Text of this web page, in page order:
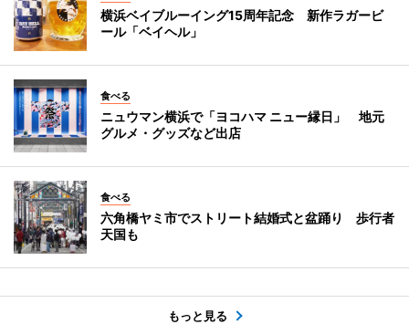
横浜ベイブルーイング15周年記念 新作ラガービ
ール「ベイヘル」
食べる
ニュウマン横浜で「ヨコハマ ニュー縁日」 地元
グルメ・グッズなど出店
食べる
六角橋ヤミ市でストリート結婚式と盆踊り 歩行者
天国も
もっと見る